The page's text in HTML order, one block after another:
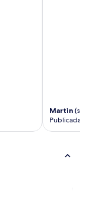
Martin (se
Publicada